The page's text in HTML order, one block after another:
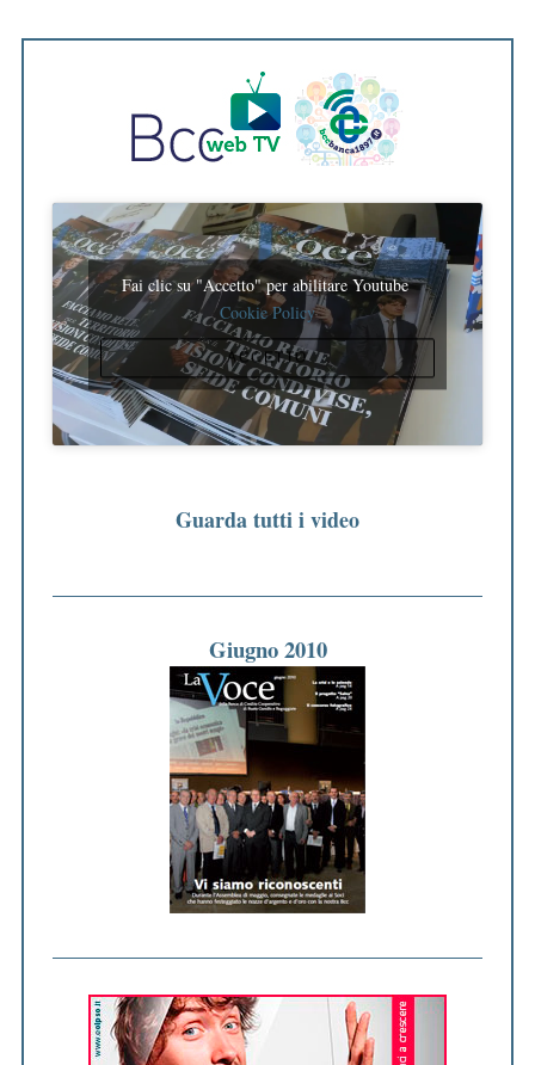
Fai clic su "Accetto" per abilitare Youtube
Cookie Policy
ACCETTO
Guarda tutti i video
Giugno 2010